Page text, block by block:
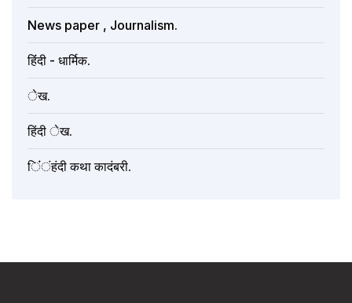
News paper , Journalism.
हिंंदी - धार्मिक.
ेख.
हिंदी ेख.
िंंंहंदी कथा कादंबरी.